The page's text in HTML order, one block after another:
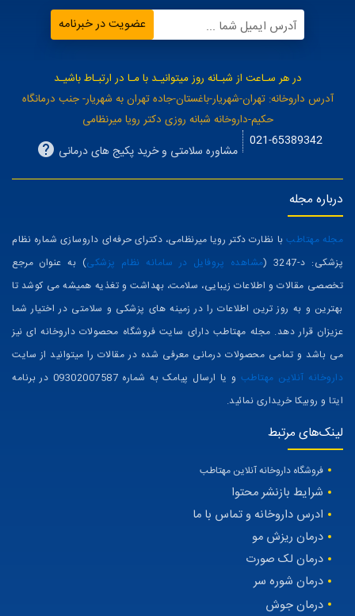
آدرس ایمیل شما ... عضویت در خبرنامه
در هر سـاعت از شبـانه روز میتوانیـد با مـا در ارتبـاط باشیـد
آدرس داروخانه: تهران-شهریار-باغستان-جاده تهران به شهریار- جنب درمانگاه
حکیم-داروخانه شبانه روزی دکتر رویا میرنظامی
021-65389342
مشاوره سلامتی و خرید پکیج های درمانی
درباره مجله
مجله مهتاطببا نظارت دکتر رویا میرنظامی، دکترای حرفه‌ای داروسازی شماره نظام
پزشکی: د-3247 (
مشاهده پروفایل در سامانه نظام پزشکی) به عنوان مرجع
تخصصی مقالات و اطلاعات زیبایی، سلامت، بهداشت و تغذیه همیشه می کوشد تا
بهترین و به روز ترین اطلاعات را در زمینه های پزشکی و سلامتی در اختیار شما
عزیزان قرار دهد. مجله مهتاطب دارای سایت فروشگاه محصولات داروخانه ای نیز
می باشد و تمامی محصولات درمانی معرفی شده در مقالات را میتوانید از سایت
داروخانه آنلاین مهتاطب
و یا ارسال پیامک به شماره 09302007587 در برنامه
ایتا و روبیکا خریداری نمائید.
لینک‌های مرتبط
فروشگاه داروخانه آنلاین مهتاطب
شرایط بازنشر محتوا
ادرس داروخانه و تماس با ما
درمان ریزش مو
درمان لک صورت
درمان شوره سر
درمان جوش